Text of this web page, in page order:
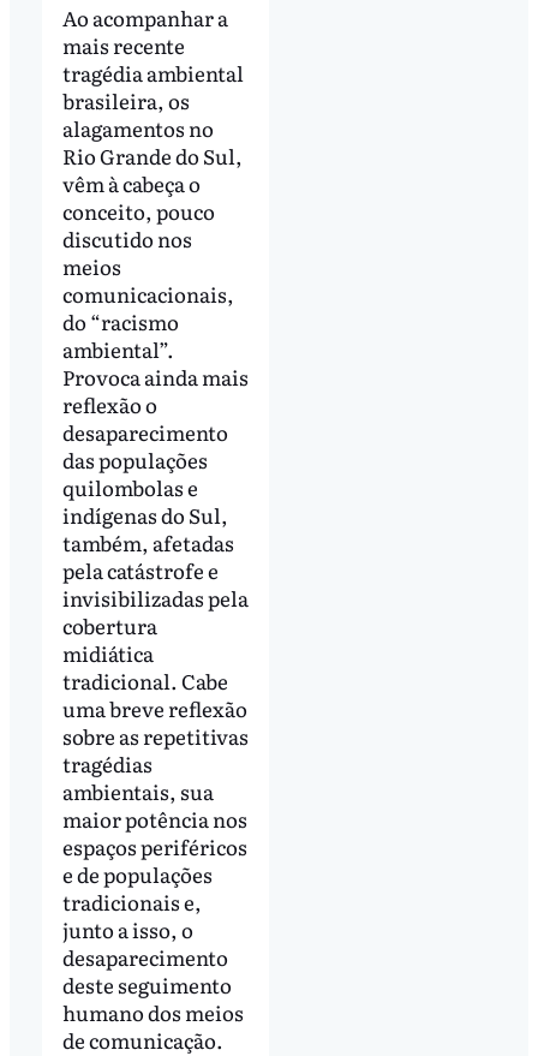
Ao acompanhar a
mais recente
tragédia ambiental
brasileira, os
alagamentos no
Rio Grande do Sul,
vêm à cabeça o
conceito, pouco
discutido nos
meios
comunicacionais,
do “racismo
ambiental”.
Provoca ainda mais
reflexão o
desaparecimento
das populações
quilombolas e
indígenas do Sul,
também, afetadas
pela catástrofe e
invisibilizadas pela
cobertura
midiática
tradicional. Cabe
uma breve reflexão
sobre as repetitivas
tragédias
ambientais, sua
maior potência nos
espaços periféricos
e de populações
tradicionais e,
junto a isso, o
desaparecimento
deste seguimento
humano dos meios
de comunicação.